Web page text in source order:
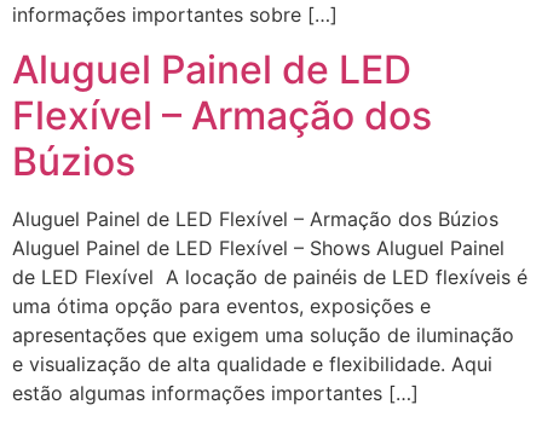
informações importantes sobre […]
Aluguel Painel de LED
Flexível – Armação dos
Búzios
Aluguel Painel de LED Flexível – Armação dos Búzios
Aluguel Painel de LED Flexível – Shows Aluguel Painel
de LED Flexível A locação de painéis de LED flexíveis é
uma ótima opção para eventos, exposições e
apresentações que exigem uma solução de iluminação
e visualização de alta qualidade e flexibilidade. Aqui
estão algumas informações importantes […]